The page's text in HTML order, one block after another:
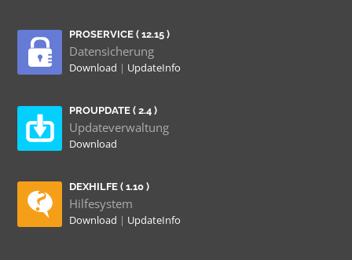
PROSERVICE ( 12.15 )
Datensicherung
Download | UpdateInfo
PROUPDATE ( 2.4 )
Updateverwaltung
Download
DEXHILFE ( 1.10 )
Hilfesystem
Download | UpdateInfo